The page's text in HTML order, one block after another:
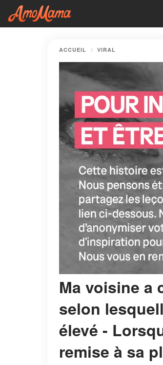
ACCUEIL VIRAL
Ma voisine a
selon
élevé -
remise à sa